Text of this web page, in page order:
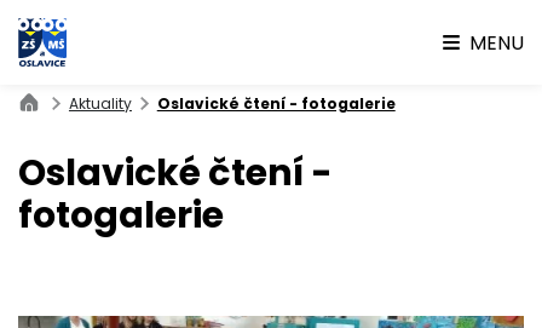
MENU
Aktuality Oslavické čtení - fotogalerie
Oslavické čtení -
fotogalerie